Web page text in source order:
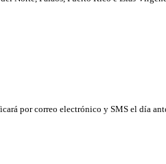
por correo electrónico y SMS el día